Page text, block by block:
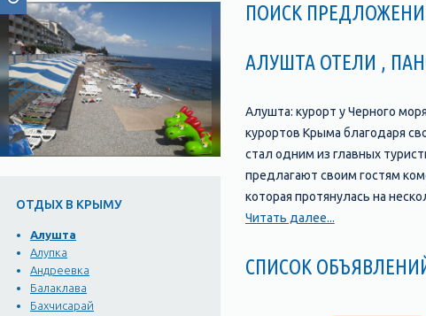
ОТДЫХ В КРЫМУ
Алушта
Алупка
Андреевка
Балаклава
Бахчисарай
ПОИСК
АЛУШТА ОТЕЛИ ,
Алушта: курорт у Черного
курортов Крыма благодаря
стал одним из главных
предлагают своим гостям
которая протянулась на
ресторанов, баров и
миниатюре", где можно
Айвазовскому и многое
Читать далее...
СПИСОК